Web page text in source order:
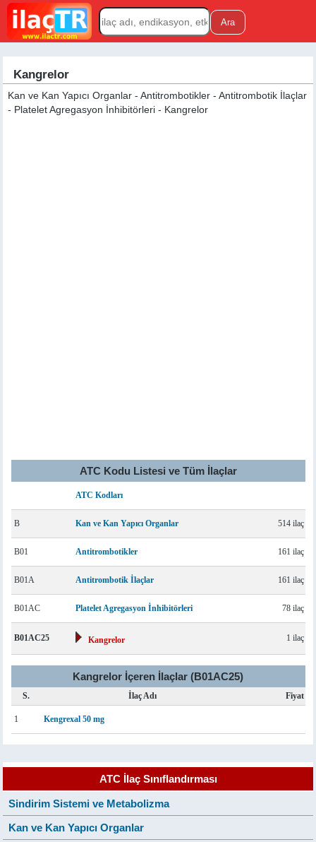
Kangrelor
Kan ve Kan Yapıcı Organlar - Antitrombotikler - Antitrombotik İlaçlar
- Platelet Agregasyon İnhibitörleri - Kangrelor
ATC Kodu Listesi ve Tüm İlaçlar
ATC Kodları
B Kan ve Kan Yapıcı Organlar 514 ilaç
B01 Antitrombotikler 161 ilaç
B01A Antitrombotik İlaçlar 161 ilaç
B01AC Platelet Agregasyon İnhibitörleri 78 ilaç
B01AC25 Kangrelor 1 ilaç
Kangrelor İçeren İlaçlar (B01AC25)
S. İlaç Adı Fiyat
1 Kengrexal 50 mg
ATC İlaç Sınıflandırması
Sindirim Sistemi ve Metabolizma
Kan ve Kan Yapıcı Organlar